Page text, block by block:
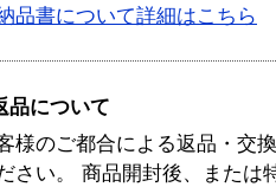
品書について詳細はこちら
品について
様のご都合による返品・交
さい。 商品開封後、または